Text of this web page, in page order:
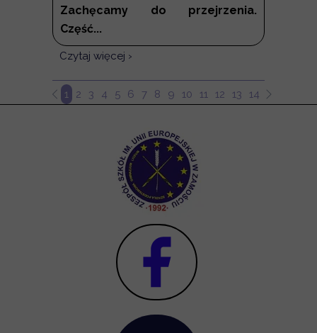
Zachęcamy do przejrzenia.
Część...
Czytaj więcej ›
1 2 3 4 5 6 7 8 9 10 11 12 13 14 15